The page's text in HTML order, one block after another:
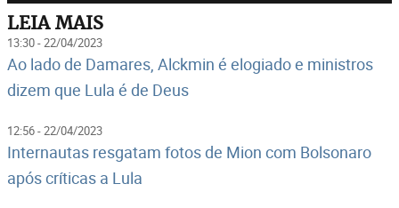
LEIA MAIS
13:30 - 22/04/2023
Ao lado de Damares, Alckmin é elogiado e ministros
dizem que Lula é de Deus
12:56 - 22/04/2023
Internautas resgatam fotos de Mion com Bolsonaro
após críticas a Lula